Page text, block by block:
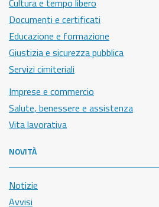
Documenti e certificati
Educazione e formazione
Giustizia e sicurezza pubblica
Servizi cimiteriali
Imprese e commercio
Salute, benessere e assistenza
Vita lavorativa
NOVITÀ
Notizie
Avvisi